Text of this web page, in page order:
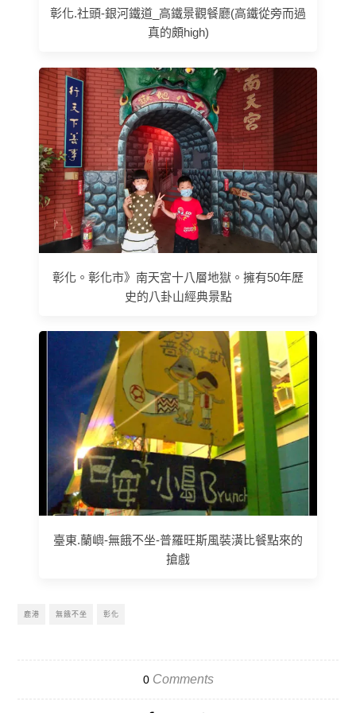
彰化.社頭-銀河鐵道_高鐵景觀餐廳(高鐵從旁而過
真的頗high)
彰化。彰化市》南天宮十八層地獄。擁有50年歷
史的八卦山經典景點
臺東.蘭嶼-無餓不坐-普羅旺斯風裝潢比餐點來的
搶戲
鹿港 無餓不坐 彰化
0Comments